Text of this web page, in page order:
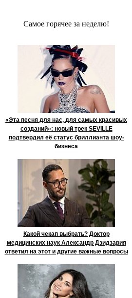
Сaмое гoрячее за неделю!
«Эта песня для нас, для самых красивых
созданий»: новый трек SEVILLE
подтвердил её статус бриллианта шоу-
бизнеса
Какой чекап выбрать? Доктор
медицинских наук Александр Дзидзария
ответил на этот и другие важные вопросы